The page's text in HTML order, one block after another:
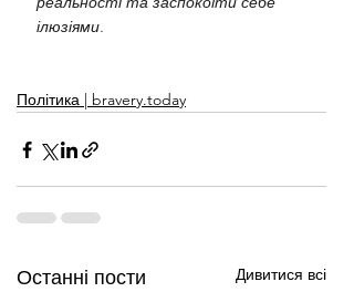
ілюзіями.
Політика | bravery.today
Останні пости Дивитися всі